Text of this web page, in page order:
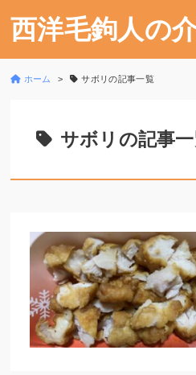
西洋毛鉤人の
ホーム サボリの記事一覧
サボリの記事